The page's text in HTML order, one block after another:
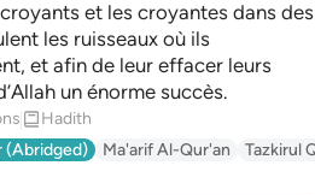
et les croyantes dans des
les ruisseaux où ils
et afin de leur effacer leurs
un énorme succès.
Hadith
(Abridged) Ma'arif Al-Qur'an Tazkirul